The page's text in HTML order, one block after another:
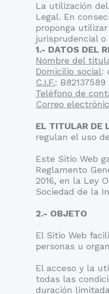
La utilización
Legal. En
proponga
jurisprudencial
1.- DATOS DEL
Nombre del
Domicilio social:
C.I.F.: B82137589
Teléfono de
Correo
EL TITULAR DE
regulan el uso
Este Sitio Web
Reglamento
2016, en la Ley
Sociedad de la
2.- OBJETO
El Sitio Web
personas u
El acceso y la
todas las
duración